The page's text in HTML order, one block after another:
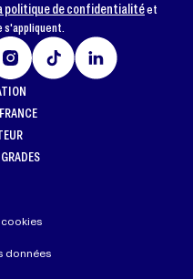
politique de confidentialitéet
s'appliquent.
données